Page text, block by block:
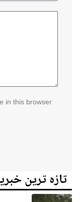
in this browser
تازہ ترین